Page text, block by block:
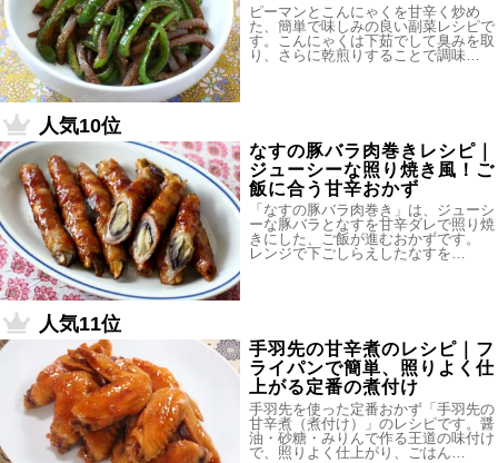
ピーマンとこんにゃくを甘辛く炒め
た、簡単で味しみの良い副菜レシピで
す。こんにゃくは下茹でして臭みを取
り、さらに乾煎りすることで調味…
人気10位
なすの豚バラ肉巻きレシピ｜
ジューシーな照り焼き風！ご
飯に合う甘辛おかず
「なすの豚バラ肉巻き」は、ジューシ
ーな豚バラとなすを甘辛ダレで照り焼
きにした、ご飯が進むおかずです。
レンジで下ごしらえしたなすを…
人気11位
手羽先の甘辛煮のレシピ｜フ
ライパンで簡単、照りよく仕
上がる定番の煮付け
手羽先を使った定番おかず「手羽先の
甘辛煮（煮付け）」のレシピです。醤
油・砂糖・みりんで作る王道の味付け
で、照りよく仕上がり、ごはん…